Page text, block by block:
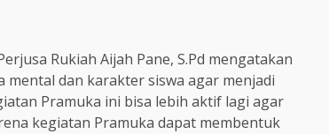
Rukiah Aijah Pane, S.Pd mengatakan
dan karakter siswa agar menjadi
Pramuka ini bisa lebih aktif lagi agar
kegiatan Pramuka dapat membentuk